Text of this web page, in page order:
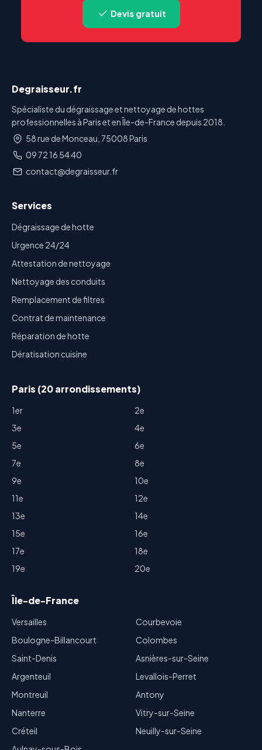
Devis gratuit
Degraisseur.fr
Spécialiste du dégraissage et nettoyage de hottes
professionnelles à Paris et en Île-de-France depuis 2018.
58 rue de Monceau, 75008 Paris
09 72 16 54 40
contact@degraisseur.fr
Services
Dégraissage de hotte
Urgence 24/24
Attestation de nettoyage
Nettoyage des conduits
Remplacement de filtres
Contrat de maintenance
Réparation de hotte
Dératisation cuisine
Paris (20 arrondissements)
1er
2e
3e
4e
5e
6e
7e
8e
9e
10e
11e
12e
13e
14e
15e
16e
17e
18e
19e
20e
Île-de-France
Versailles
Boulogne-Billancourt
Saint-Denis
Argenteuil
Montreuil
Nanterre
Créteil
Courbevoie
Colombes
Asnières-sur-Seine
Levallois-Perret
Antony
Vitry-sur-Seine
Neuilly-sur-Seine